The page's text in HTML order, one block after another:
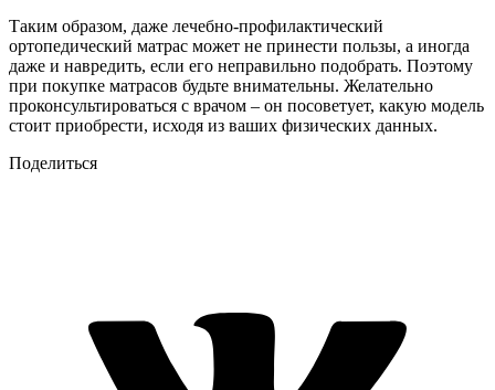
Таким образом, даже лечебно-профилактический
ортопедический матрас может не принести пользы, а иногда
даже и навредить, если его неправильно подобрать. Поэтому
при покупке матрасов будьте внимательны. Желательно
проконсультироваться с врачом – он посоветует, какую модель
стоит приобрести, исходя из ваших физических данных.
Поделиться